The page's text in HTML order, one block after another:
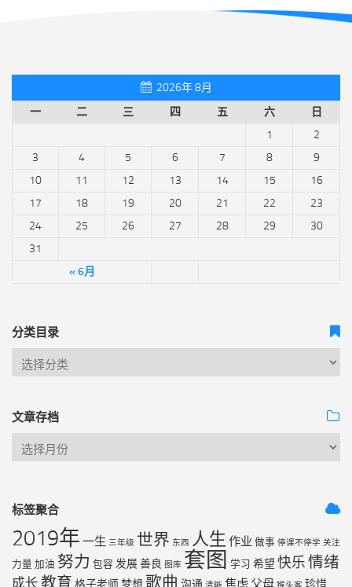
2026年 8月
一
二 三 四 五 六 日
« 6月
1
2
3
4 5 6 7 8
9
10
11 12 13 14 15
16
17
18 19 20 21 22
23
24
25 26 27 28 29
30
31
分类目录
文章存档
标签聚合
2019年 一生 三年级 世界 东西 人生 作业 做事 停课不停学 关注
力量 加油 努力 包容 发展善良 图库 套图 学习 希望 快乐情绪
成长 教育 格子老师梦想 歌曲 沟通 焦虑 父母 珍惜